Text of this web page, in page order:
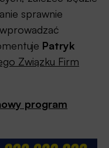
sprawnie
Patryk
Związku Firm
program